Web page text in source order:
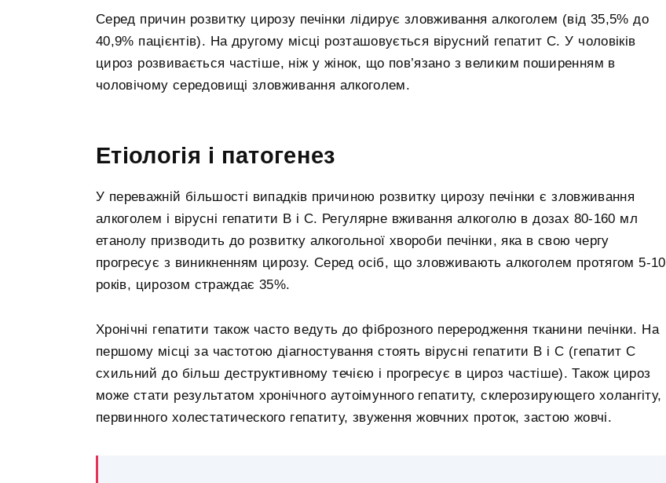
Серед причин розвитку цирозу печінки лідирує зловживання алкоголем (від 35,5% до
40,9% пацієнтів). На другому місці розташовується вірусний гепатит С. У чоловіків
цироз розвивається частіше, ніж у жінок, що пов’язано з великим поширенням в
чоловічому середовищі зловживання алкоголем.
Етіологія і патогенез
У переважній більшості випадків причиною розвитку цирозу печінки є зловживання
алкоголем і вірусні гепатити В і С. Регулярне вживання алкоголю в дозах 80-160 мл
етанолу призводить до розвитку алкогольної хвороби печінки, яка в свою чергу
прогресує з виникненням цирозу. Серед осіб, що зловживають алкоголем протягом 5-10
років, цирозом страждає 35%.
Хронічні гепатити також часто ведуть до фіброзного переродження тканини печінки. На
першому місці за частотою діагностування стоять вірусні гепатити В і С (гепатит С
схильний до більш деструктивному течією і прогресує в цироз частіше). Також цироз
може стати результатом хронічного аутоімунного гепатиту, склерозирующего холангіту,
первинного холестатического гепатиту, звуження жовчних проток, застою жовчі.